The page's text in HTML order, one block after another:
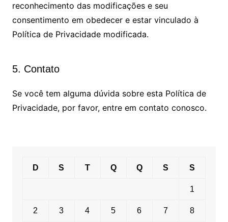
reconhecimento das modificações e seu
consentimento em obedecer e estar vinculado à
Política de Privacidade modificada.
5. Contato
Se você tem alguma dúvida sobre esta Política de
Privacidade, por favor, entre em contato conosco.
D S T Q Q S S
1
2 3 4 5 6 7 8